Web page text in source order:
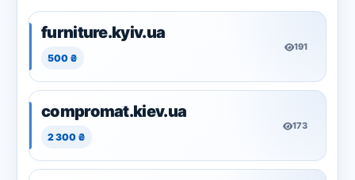
furniture.kyiv.ua
500 ₴
191
compromat.kiev.ua
2 300 ₴
173